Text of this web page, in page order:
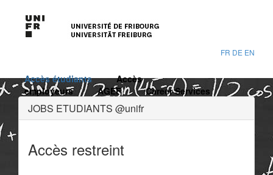
FR DE EN
Accès étudiants
Accès
employeurs
AGEF Career Services
JOBS ETUDIANTS @unifr
Accès restreint